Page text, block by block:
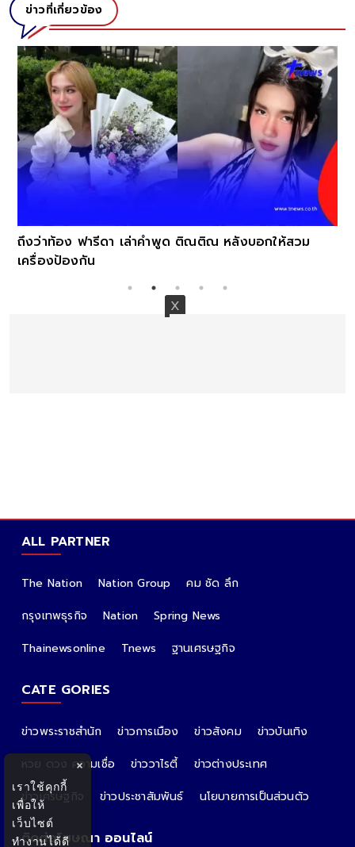
ข่าวที่เกี่ยวข้อง
ถึงว่าท้อง ฟารีดา เล่าคำพูด ติณติณ หลังบอกให้สวม
เครื่องป้องกัน
ALL PARTNER
The Nation Nation Group
คม ชัด ลึก
กรุงเทพธุรกิจ
Nation
Spring News
Thainewsonline
Tnews ฐานเศรษฐกิจ
CATE GORIES
ข่าวพระราชสำนัก ข่าวการเมือง ข่าวสังคม
ข่าวบันเทิง
หวย ดวง ความเชื่อ
ข่าววาไรตี้
ข่าวต่างประเทศ
ข่าวเศรษฐกิจ
ข่าวประชาสัมพันธ์ นโยบายการเป็นส่วนตัว
ติดต่อโฆษณา ออนไลน์
×
เราใช้คุกกี้
เพื่อให้
เว็บไซต์
ทำงานได้ดี